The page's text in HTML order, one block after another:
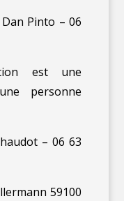
Pinto – 06
est une
personne
– 06 63
59100